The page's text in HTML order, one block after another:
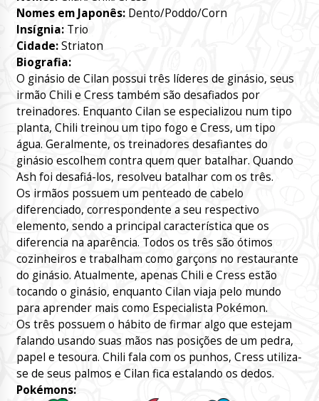
Nomes em Japonês:Dento/Poddo/Corn
Insígnia:Trio
Cidade:Striaton
Biografia:
O ginásio de Cilan possui três líderes de ginásio, seus
irmão Chili e Cress também são desafiados por
treinadores. Enquanto Cilan se especializou num tipo
planta, Chili treinou um tipo fogo e Cress, um tipo
água. Geralmente, os treinadores desafiantes do
ginásio escolhem contra quem quer batalhar. Quando
Ash foi desafiá-los, resolveu batalhar com os três.
Os irmãos possuem um penteado de cabelo
diferenciado, correspondente a seu respectivo
elemento, sendo a principal característica que os
diferencia na aparência. Todos os três são ótimos
cozinheiros e trabalham como garçons no restaurante
do ginásio. Atualmente, apenas Chili e Cress estão
tocando o ginásio, enquanto Cilan viaja pelo mundo
para aprender mais como Especialista Pokémon.
Os três possuem o hábito de firmar algo que estejam
falando usando suas mãos nas posições de um pedra,
papel e tesoura. Chili fala com os punhos, Cress utiliza-
se de seus palmos e Cilan fica estalando os dedos.
Pokémons: